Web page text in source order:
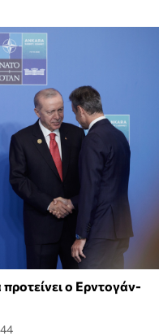
ο Ερντογάν-